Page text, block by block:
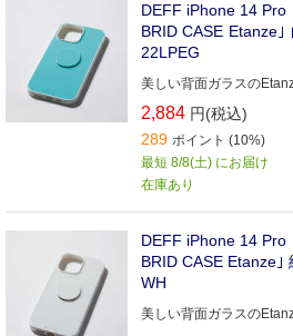
DEFF iPhone 14 Pro
BRID CASE Etanze
22LPEG
美しい背面ガラスの
2,884 円(税込)
289 ポイント (10%)
最短 8/8(土) にお届け
在庫あり
DEFF iPhone 14 Pro
BRID CASE Etanze｣
WH
美しい背面ガラスの